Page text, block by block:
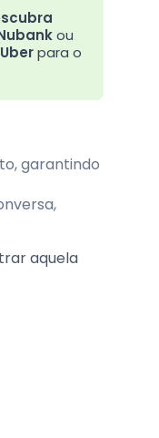
ou
Uberpara o
garantindo
aquela